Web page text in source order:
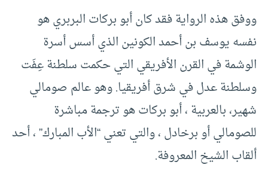
ووفق هذه الرواية فقد كان أبو بركات البربري هو
نفسه يوسف بن أحمد الكونين‎ الذي أسس أسرة
الوشمة في القرن الأفريقي التي حكمت سلطنة عِفَت
وسلطنة عدل في شرق أفريقيا. وهو عالم صومالي
شهير، بالعربية ، أبو بركات هو ترجمة مباشرة
للصومالي أو برخادل ، والتي تعني “الأب المبارك” ، أحد
ألقاب الشيخ المعروفة.